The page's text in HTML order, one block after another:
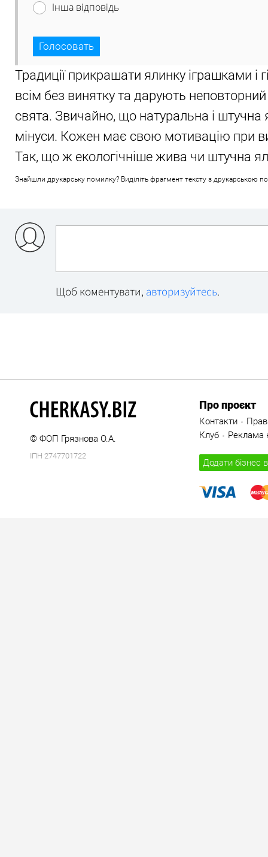
Інша відповідь
Голосовать
Традиції прикрашати ялинку іграшками
всім без винятку та дарують неповторний
свята. Звичайно, що натуральна і штучна
мінуси. Кожен має свою мотивацію при
Так, що ж екологічніше жива чи штучна
Знайшли друкарську помилку? Виділіть фрагмент тексту з друкарською
Щоб коментувати, авторизуйтесь.
© ФОП Грязнова О.А.
ІПН 2747701722
Про проєкт
Контакти
Клуб
Реклама
Додати бізнес